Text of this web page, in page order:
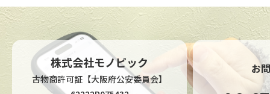
株式会社モノピック
古物商許可証【大阪府公安委員会】
お